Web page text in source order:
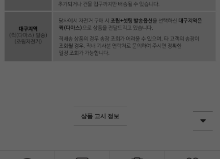
상품 고시 정보